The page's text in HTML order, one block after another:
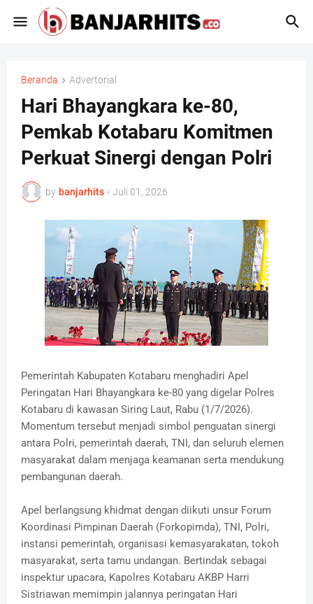
Beranda Advertorial
Hari Bhayangkara ke-80,
Pemkab Kotabaru Komitmen
Perkuat Sinergi dengan Polri
by banjarhits - Juli 01, 2026
Pemerintah Kabupaten Kotabaru menghadiri Apel
Peringatan Hari Bhayangkara ke-80 yang digelar Polres
Kotabaru di kawasan Siring Laut, Rabu (1/7/2026).
Momentum tersebut menjadi simbol penguatan sinergi
antara Polri, pemerintah daerah, TNI, dan seluruh elemen
masyarakat dalam menjaga keamanan serta mendukung
pembangunan daerah.
Apel berlangsung khidmat dengan diikuti unsur Forum
Koordinasi Pimpinan Daerah (Forkopimda), TNI, Polri,
instansi pemerintah, organisasi kemasyarakatan, tokoh
masyarakat, serta tamu undangan. Bertindak sebagai
inspektur upacara, Kapolres Kotabaru AKBP Harri
Sistriawan memimpin jalannya peringatan Hari